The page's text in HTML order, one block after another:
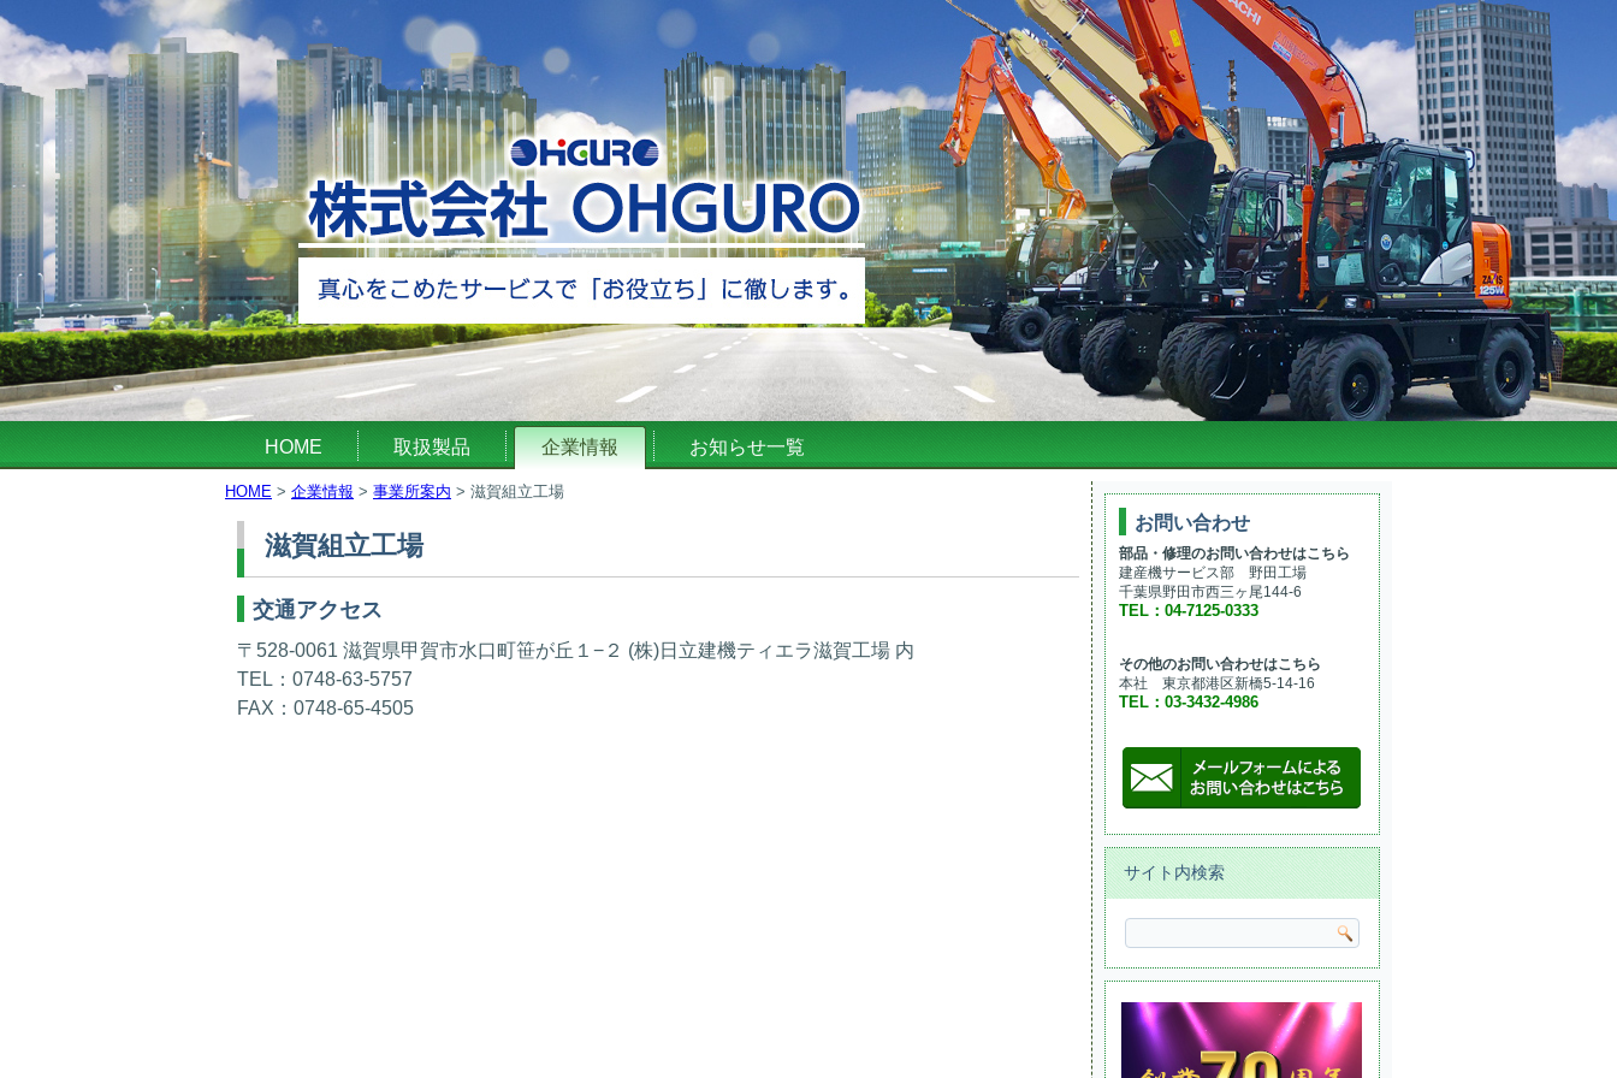
HOME 取扱製品 企業情報 お知らせ一覧
HOME > 企業情報 > 事業所案内 > 滋賀組立工場
滋賀組立工場
交通アクセス
〒528-0061 滋賀県甲賀市水口町笹が丘１−２ (株)日立建機ティエラ滋賀工場 内
TEL：0748-63-5757
FAX：0748-65-4505
お問い合わせ
部品・修理のお問い合わせはこちら
建産機サービス部 野田工場
千葉県野田市西三ヶ尾144-6
TEL：04-7125-0333
その他のお問い合わせはこちら
本社 東京都港区新橋5-14-16
TEL：03-3432-4986
サイト内検索